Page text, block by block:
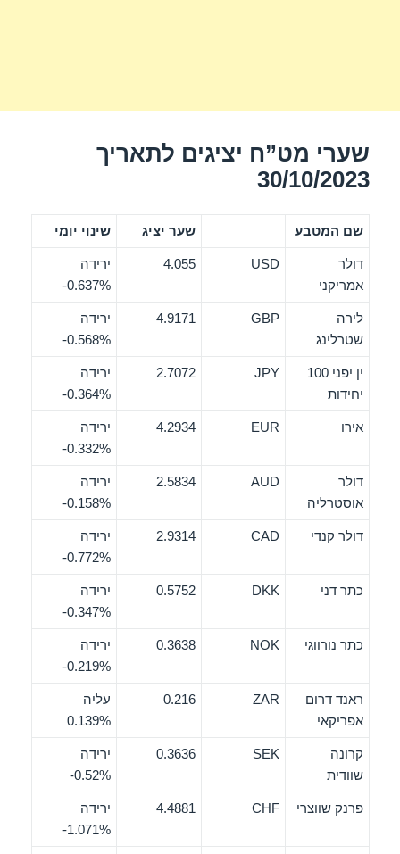
שערי מט”ח יציגים לתאריך
30/10/2023
שם המטבע שער יציג שינוי יומי
דולר
אמריקני
USD
4.055
ירידה
‎-0.637%
לירה
שטרלינג
GBP
4.9171
ירידה
‎-0.568%
ין יפני 100
יחידות
JPY
2.7072
ירידה
‎-0.364%
אירו EUR
4.2934
ירידה
‎-0.332%
דולר
אוסטרליה
AUD
2.5834
ירידה
‎-0.158%
דולר קנדי CAD
2.9314
ירידה
‎-0.772%
כתר דני DKK
0.5752
ירידה
‎-0.347%
כתר נורווגי NOK
0.3638
ירידה
‎-0.219%
ראנד דרום
אפריקאי
ZAR
0.216
עליה
0.139%
קרונה
שוודית
SEK
0.3636
ירידה
‎-0.52%
פרנק שווצרי CHF
4.4881
ירידה
‎-1.071%